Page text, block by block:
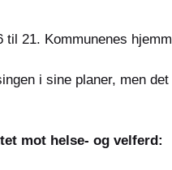
21. Kommunenes
i sine planer, men
mot helse- og velferd: